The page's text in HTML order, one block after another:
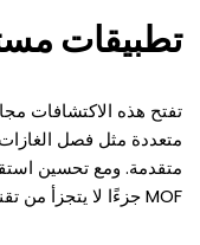
تطبيقات
تفتح هذه الاكتشافات
متعددة مثل فصل
متقدمة. ومع تحسين
MOF جزءًا لا يتجزأ من تقنيات المستقبل.